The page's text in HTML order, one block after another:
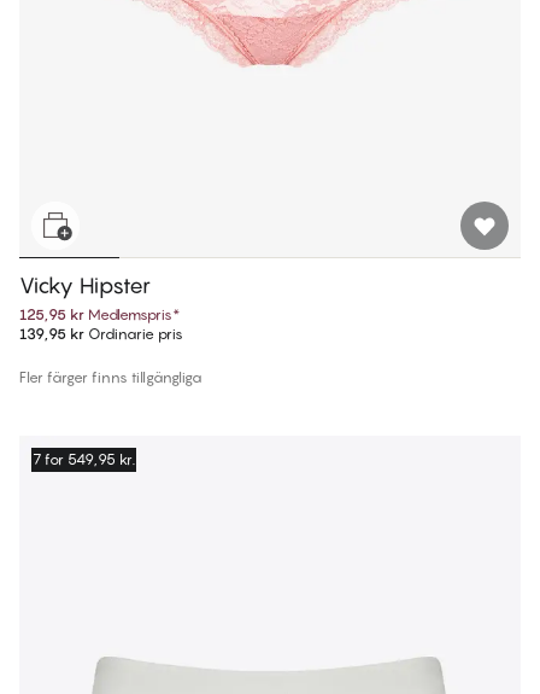
Vicky Hipster
125,95 kr Medlemspris*
139,95 kr Ordinarie pris
Fler färger finns tillgängliga
7 for 549,95 kr.